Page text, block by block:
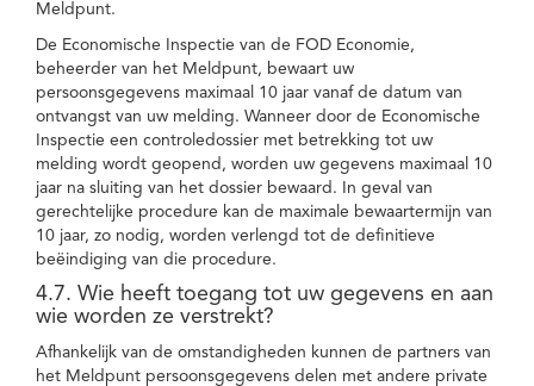
Meldpunt.
De Economische Inspectie van de FOD Economie,
beheerder van het Meldpunt, bewaart uw
persoonsgegevens maximaal 10 jaar vanaf de datum van
ontvangst van uw melding. Wanneer door de Economische
Inspectie een controledossier met betrekking tot uw
melding wordt geopend, worden uw gegevens maximaal 10
jaar na sluiting van het dossier bewaard. In geval van
gerechtelijke procedure kan de maximale bewaartermijn van
10 jaar, zo nodig, worden verlengd tot de definitieve
beëindiging van die procedure.
4.7. Wie heeft toegang tot uw gegevens en aan
wie worden ze verstrekt?
Afhankelijk van de omstandigheden kunnen de partners van
het Meldpunt persoonsgegevens delen met andere private